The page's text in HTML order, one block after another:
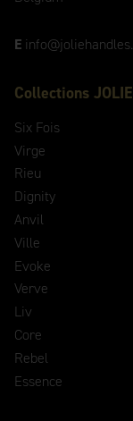
E
Collections JOLIE
Six Fois
Virge
Rieu
Dignity
Anvil
Ville
Evoke
Verve
Liv
Core
Rebel
Essence